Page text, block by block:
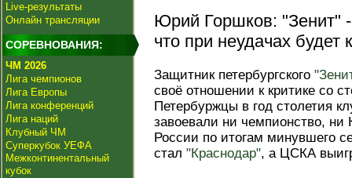
Live-результаты
Онлайн трансляции
СОРЕВНОВАНИЯ:
ЧМ 2026
Лига чемпионов
Лига Европы
Лига конференций
Лига наций
Клубный ЧМ
Суперкубок УЕФА
Межконтинентальный
кубок
Юрий Горшков: "Зенит"
что при неудачах будет
Защитник петербургского
своё отношении к критике со
Петербуржцы в год столетия
завоевали ни чемпионство,
России по итогам минувшего
стал "Краснодар", а ЦСКА